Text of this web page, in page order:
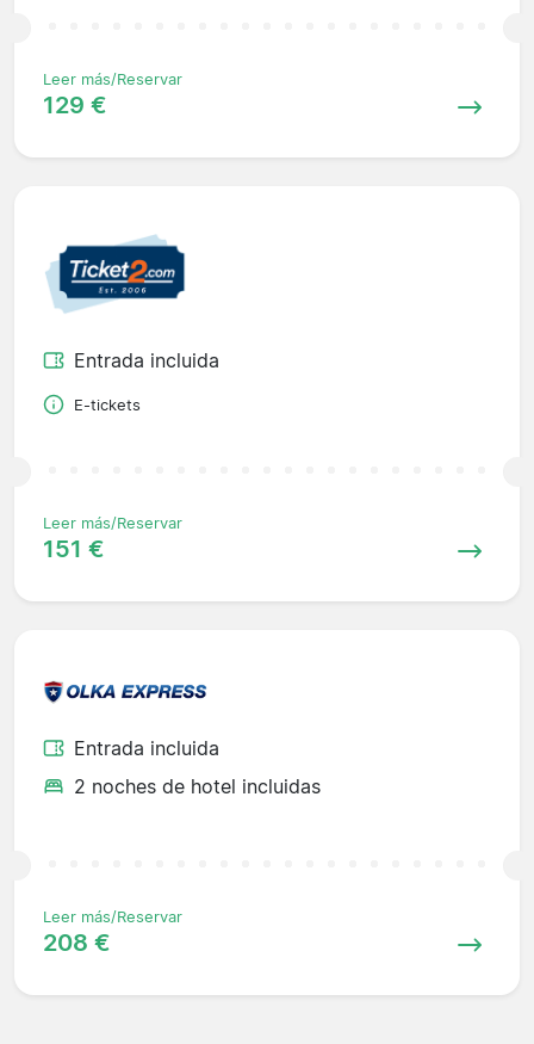
Leer más/Reservar
129 €
Entrada incluida
E-tickets
Leer más/Reservar
151 €
Entrada incluida
2 noches de hotel incluidas
Leer más/Reservar
208 €